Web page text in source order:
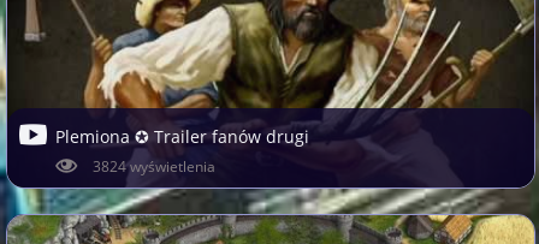
Plemiona ✪ Trailer fanów drugi
3824 wyświetlenia